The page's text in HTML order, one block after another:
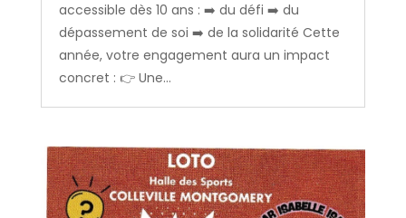
accessible dès 10 ans : ➡️ du défi ➡️ du
dépassement de soi ➡️ de la solidarité Cette
année, votre engagement aura un impact
concret : 👉 Une...